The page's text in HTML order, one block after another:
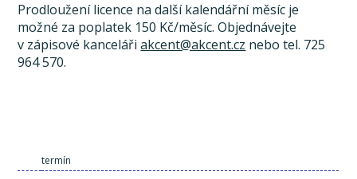
Prodloužení licence na další kalendářní měsíc je
možné za poplatek 150 Kč/měsíc. Objednávejte
v zápisové kancelářiakcent@akcent.cz nebo tel. 725
964 570.
termín